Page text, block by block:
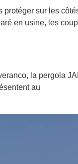
sur les
en usine, les
la pergola
au